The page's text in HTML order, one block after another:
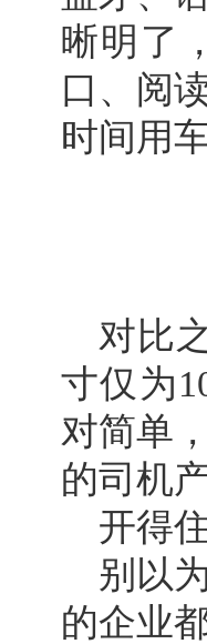
晰明了
口、阅
时间用
对比
寸仅为
对简单
的司机
开得
别以
的企业